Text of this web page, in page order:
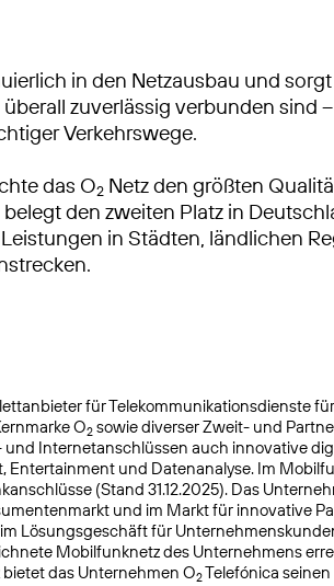
in den Netzausbau und
zuverlässig verbunden sind –
Verkehrswege.
das O2 Netz den größten
den zweiten Platz in
in Städten, ländlichen
für Telekommunikationsdienste
O2 sowie diverser Zweit- und
Internetanschlüssen auch innovative
Entertainment und Datenanalyse. Im
(Stand 31.12.2025). Das
und im Markt für innovative
Lösungsgeschäft für
Mobilfunknetz des Unternehmens
das Unternehmen O2Telefónica